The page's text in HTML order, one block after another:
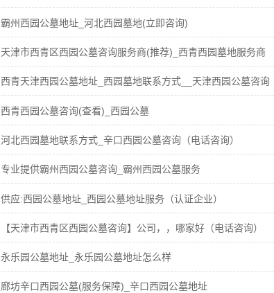
霸州西园公墓地址_河北西园墓地(立即咨询)
天津市西青区西园公墓咨询服务商(推荐)_西青西园墓地服务商
西青天津西园公墓地址_西园墓地联系方式__天津西园公墓咨询
西青西园公墓咨询(查看)_西园公墓
河北西园墓地联系方式_辛口西园公墓咨询（电话咨询）
专业提供霸州西园公墓咨询_霸州西园公墓服务
供应:西园公墓地址_西园公墓地址服务（认证企业）
【天津市西青区西园公墓咨询】公司，，哪家好（电话咨询）
永乐园公墓地址_永乐园公墓地址怎么样
廊坊辛口西园公墓(服务保障)_辛口西园公墓地址